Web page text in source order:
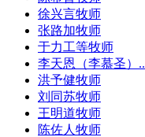
徐兴言牧师
张路加牧师
于力工等牧师
李天恩（李慕圣）..
洪予健牧师
刘同苏牧师
王明道牧师
陈佐人牧师